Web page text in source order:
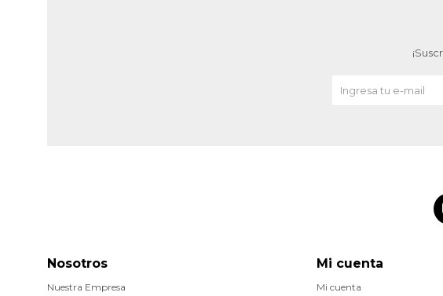
Nosotros
Nuestra Empresa
Mi cuenta
Mi cuenta